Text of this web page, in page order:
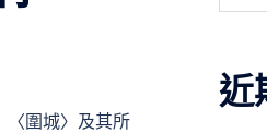
〈圍城〉及其所
近